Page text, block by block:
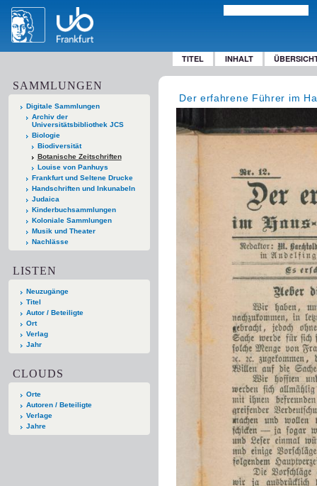
TITEL INHALT
SAMMLUNGEN
Digitale Sammlungen
Archiv der
Universitätsbibliothek JCS
Biologie
Biodiversität
Botanische Zeitschriften
Louise von Panhuys
Frankfurt und Seltene Drucke
Handschriften und Inkunabeln
Judaica
Kinderbuchsammlungen
Koloniale Sammlungen
Musik und Theater
Nachlässe
LISTEN
Neuzugänge
Titel
Autor / Beteiligte
Ort
Verlag
Jahr
CLOUDS
Orte
Autoren / Beteiligte
Verlage
Jahre
Der erfahrene Führer im